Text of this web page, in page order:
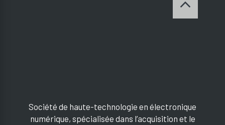
Société de haute-technologie en électronique
numérique, spécialisée dans l’acquisition et le